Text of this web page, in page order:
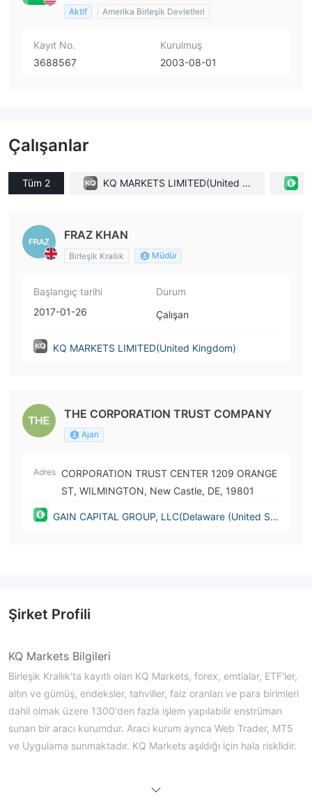
Aktif Amerika Birleşik Devletleri
Kayıt No.
3688567
Kurulmuş
2003-08-01
Çalışanlar
Tüm 2
KQ MARKETS LIMITED(United Ki
FRAZ KHAN
Birleşik Krallık Müdür
Başlangıç tarihi
2017-01-26
Durum
Çalışan
KQ MARKETS LIMITED(United Kingdom)
THE CORPORATION TRUST COMPANY
Ajan
Adres CORPORATION TRUST CENTER 1209 ORANGE
ST, WILMINGTON, New Castle, DE, 19801
GAIN CAPITAL GROUP, LLC(Delaware (United St
Şirket Profili
KQ Markets Bilgileri
Birleşik Krallık'ta kayıtlı olan KQ Markets, forex, emtialar, ETF'ler,
altın ve gümüş, endeksler, tahviller, faiz oranları ve para birimleri
dahil olmak üzere 1300'den fazla işlem yapılabilir enstrüman
sunan bir aracı kurumdur. Aracı kurum ayrıca Web Trader, MT5
ve Uygulama sunmaktadır. KQ Markets aşıldığı için hala risklidir.
KQ Markets, FCA tarafından 780026 lisans numarasıyla